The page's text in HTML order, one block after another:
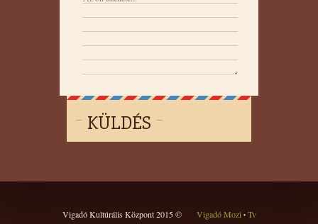
KÜLDÉS
Vigadó Kultúrális Központ 2015 © Vigadó Mozi •Tv